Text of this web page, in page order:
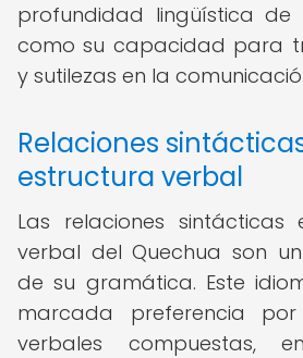
profundidad lingüística de
como su capacidad para
y sutilezas en la
Relaciones
estructura verbal
Las relaciones
verbal del Quechua son
de su gramática. Este
marcada preferencia
verbales compuestas,